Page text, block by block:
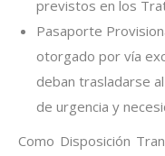
previstos en los
Pasaporte
otorgado por vía
deban trasladarse
de urgencia y
Como Disposición